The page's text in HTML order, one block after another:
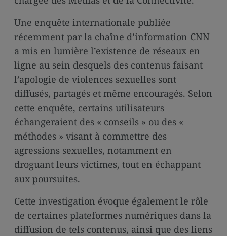
Une enquête internationale publiée
récemment par la chaîne d’information CNN
a mis en lumière l’existence de réseaux en
ligne au sein desquels des contenus faisant
l’apologie de violences sexuelles sont
diffusés, partagés et même encouragés. Selon
cette enquête, certains utilisateurs
échangeraient des « conseils » ou des «
méthodes » visant à commettre des
agressions sexuelles, notamment en
droguant leurs victimes, tout en échappant
aux poursuites.
Cette investigation évoque également le rôle
de certaines plateformes numériques dans la
diffusion de tels contenus, ainsi que des liens